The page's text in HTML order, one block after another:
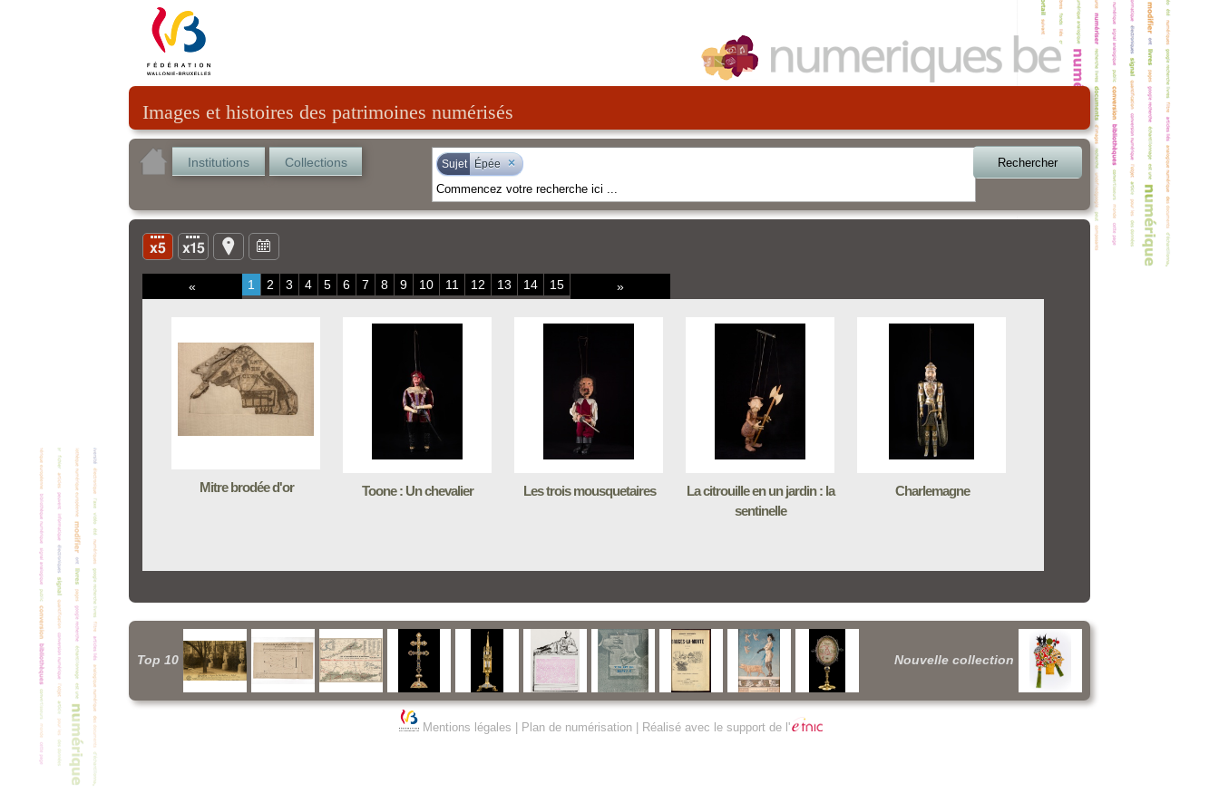
Images et histoires des patrimoines numérisés
Institutions Collections Sujet Épée × Rechercher
« 1 2 3 4 5 6 7 8 9 10 11 12 13 14 15 »
Mitre brodée d'or Toone : Un chevalier Les trois mousquetaires
La citrouille en un jardin : la
sentinelle
Charlemagne
Top 10 Nouvelle collection
Mentions légales Plan de numérisation| Réalisé avec le support de l'